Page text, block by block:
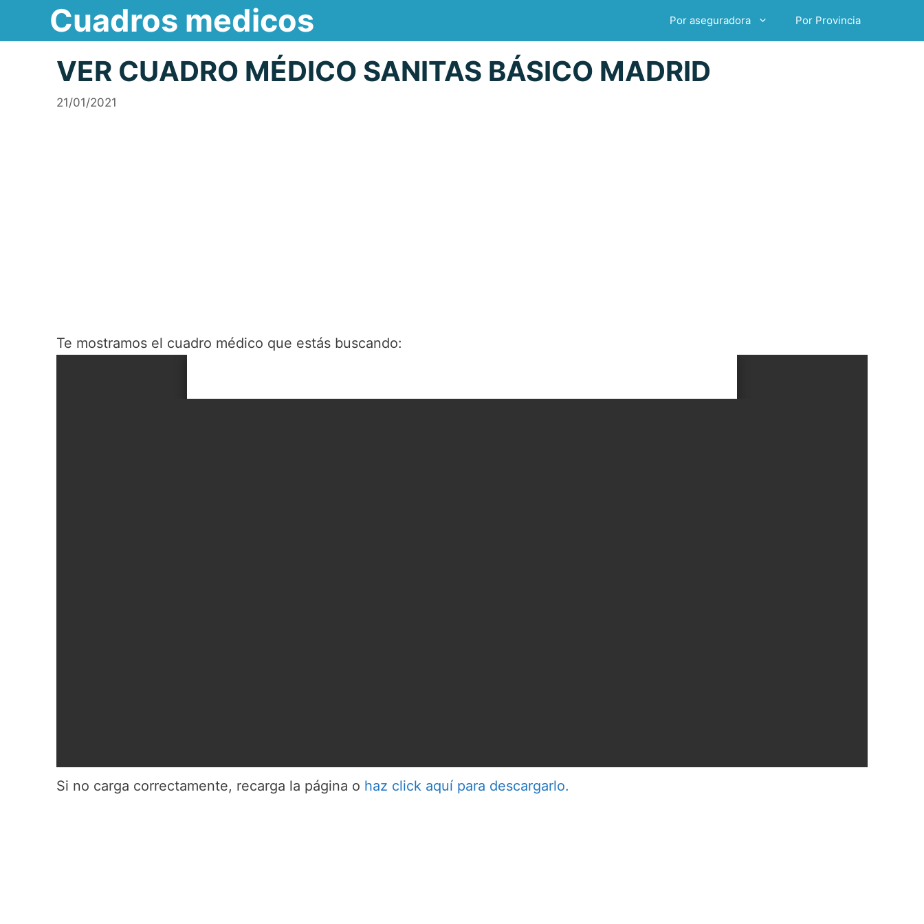
contenido
Cuadros medicos Por aseguradora Por Provincia
VER CUADRO MÉDICO SANITAS BÁSICO MADRID
21/01/2021
Te mostramos el cuadro médico que estás buscando:
Si no carga correctamente, recarga la página o haz click aquí para descargarlo.